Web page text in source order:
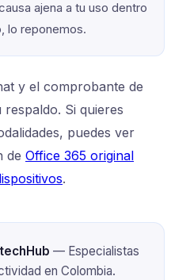
ajena a tu uso dentro
lo reponemos.
y el comprobante de
Si quieres
puedes ver
de Office 365 original
.
— Especialistas
en Colombia.